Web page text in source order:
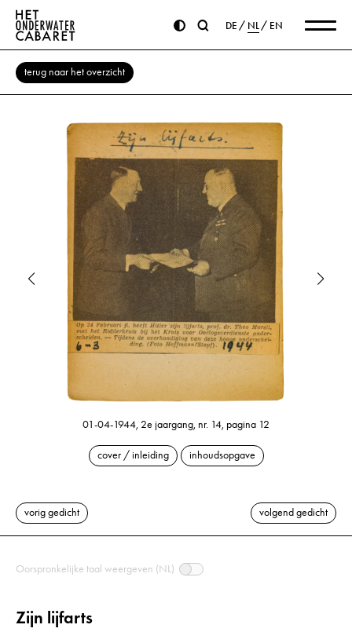
DE NL EN
terug naar het overzicht
01-04-1944, 2e jaargang, nr. 14, pagina 12
cover / inleiding inhoudsopgave
vorig gedicht volgend gedicht
Oorspronkelijke taal weergeven (NL)
Zijn lijfarts